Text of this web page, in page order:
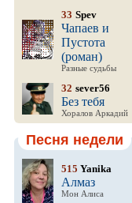
33 Spev
Чапаев и
Пустота
(роман)
Разные судьбы
32 sever56
Без тебя
Хоралов Аркадий
Песня недели
515 Yanika
Алмаз
Мон Алиса